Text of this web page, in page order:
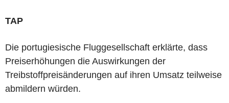
TAP
Die portugiesische Fluggesellschaft erklärte, dass
Preiserhöhungen die Auswirkungen der
Treibstoffpreisänderungen auf ihren Umsatz teilweise
abmildern würden.